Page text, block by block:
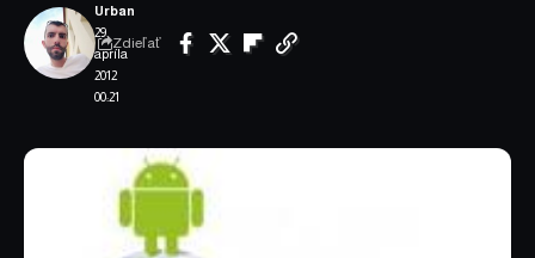
29.
apríla
2012
00:21
Urban
Zdieľať